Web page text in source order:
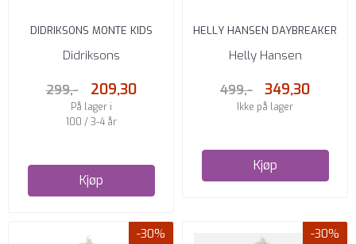
DIDRIKSONS MONTE KIDS
HALF BU 4 PALE MINT
Didriksons
299,- 209,30
På lager i
100 / 3-4 år
Kjøp
HELLY HANSEN DAYBREAKER
HOODIE BRIGHT BLUE
Helly Hansen
499,- 349,30
Ikke på lager
Kjøp
-30% -30%